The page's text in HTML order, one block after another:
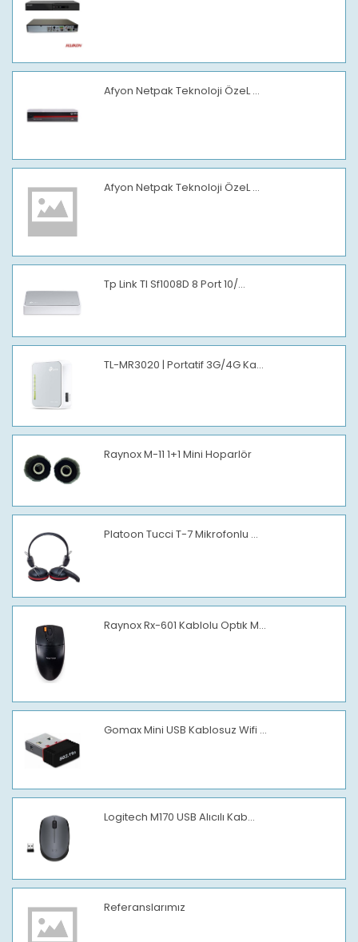
Afyon Netpak Teknoloji ÖzeL ...
Afyon Netpak Teknoloji ÖzeL ...
Tp Link Tl Sf1008D 8 Port 10/...
TL-MR3020 | Portatif 3G/4G Ka...
Raynox M-11 1+1 Mini Hoparlör
Platoon Tucci T-7 Mikrofonlu ...
Raynox Rx-601 Kablolu Optık M...
Gomax Mini USB Kablosuz Wifi ...
Logitech M170 USB Alıcılı Kab...
Referanslarımız